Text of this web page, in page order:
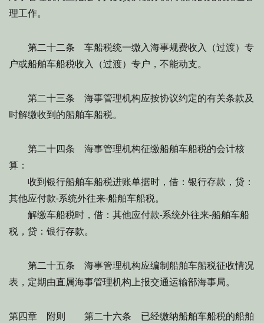
理工作。
第二十二条 车船税统一缴入海事规费收入（过渡）专
户或船舶车船税收入（过渡）专户，不能动支。
第二十三条 海事管理机构应按协议约定的有关条款及
时解缴收到的船舶车船税。
第二十四条 海事管理机构征缴船舶车船税的会计核
算：
收到银行船舶车船税进账单据时，借：银行存款，贷：
其他应付款-系统外往来-船舶车船税。
解缴车船税时，借：其他应付款-系统外往来-船舶车船
税，贷：银行存款。
第二十五条 海事管理机构应编制船舶车船税征收情况
表，定期由直属海事管理机构上报交通运输部海事局。
第四章 附则 第二十六条 已经缴纳船舶车船税的船舶